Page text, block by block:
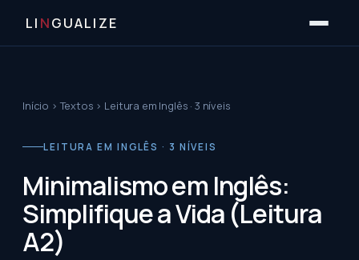
LI NGUALIZE
Início ›Textos › Leitura em Inglês · 3 níveis
LEITURA EM INGLÊS · 3 NÍVEIS
Minimalismo em Inglês:
Simplifique a Vida (Leitura
A2)